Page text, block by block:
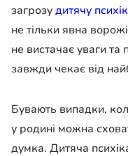
загрозудитячу
не тільки явна
не вистачає уваги та
завжди чекає від
Бувають випадки,
у родині можна
думка. Дитяча